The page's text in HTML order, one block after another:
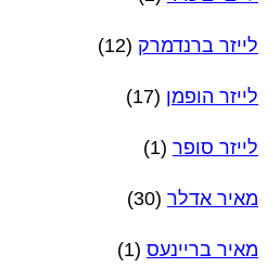
לייזר ברנדמרק (12)
לייזר הופמן (17)
לייזר סופר (1)
מאיר אדלר (30)
מאיר בריינעס (1)